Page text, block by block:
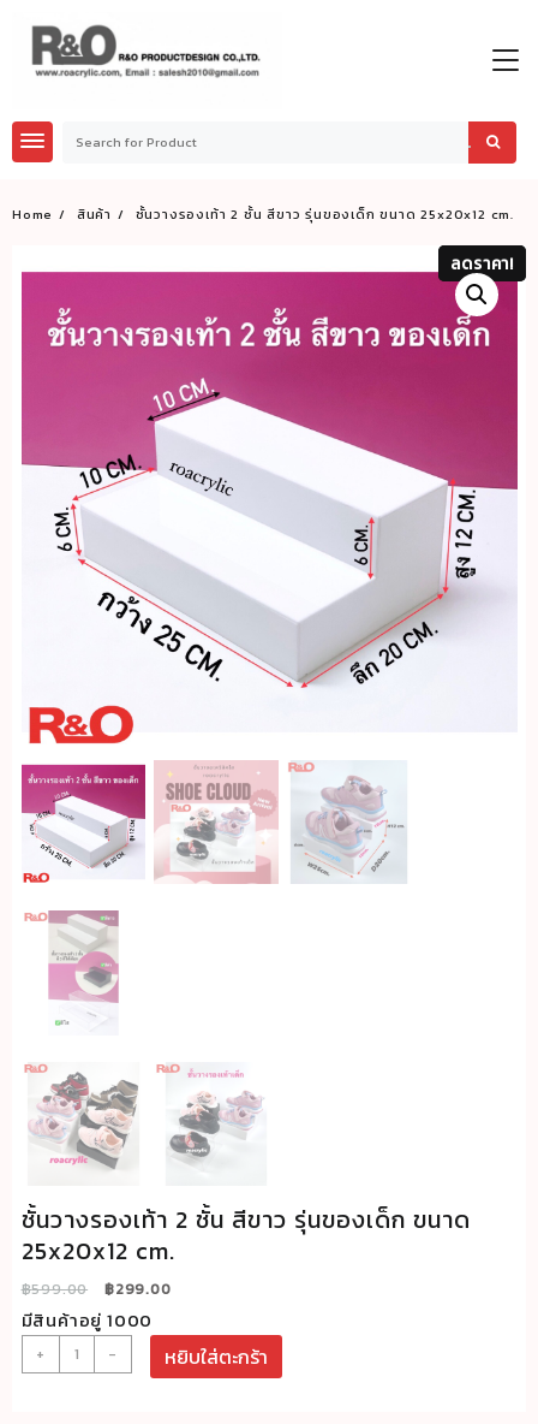
content
Home สินค้า ชั้นวางรองเท้า 2 ชั้น สีขาว รุ่นของเด็ก ขนาด 25x20x12 cm.
ลดราคา!
ชั้นวางรองเท้า 2 ชั้น สีขาว รุ่นของเด็ก ขนาด
25x20x12 cm.
฿599.00
Original
price
was:
฿599.00.
฿299.00Current
is:
฿299.00.
มีสินค้าอยู่ 1000
+
จำนวน
ชั้น
- หยิบใส่ตะกร้า
ลดราคา!